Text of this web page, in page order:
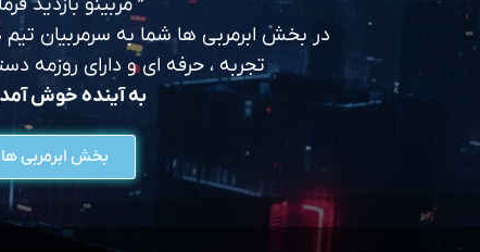
در بخش ابرمربی ها شما به سرمربیان تیم
تجربه ، حرفه ای و دارای روزمه
به آینده خوش
بخش ابرمربی ها